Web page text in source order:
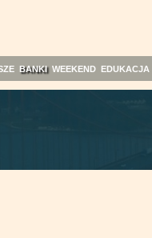
BANKI WEEKEND EDUKACJA